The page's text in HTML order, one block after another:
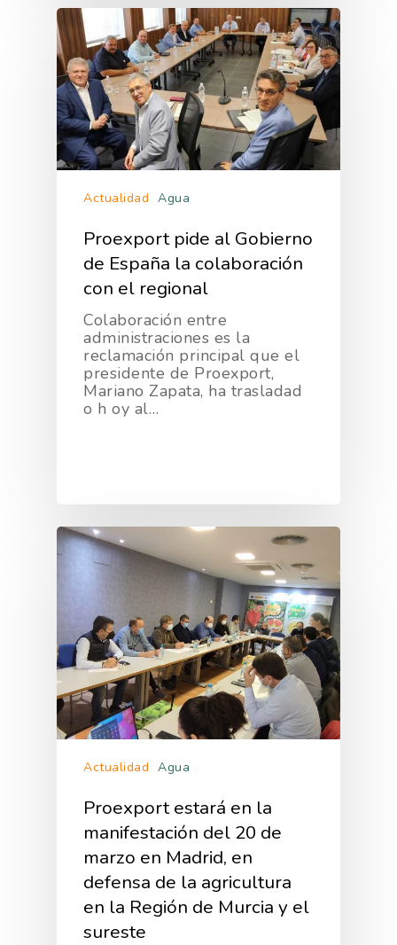
Actualidad Agua
Proexport pide al Gobierno
de España la colaboración
con el regional
Colaboración entre
administraciones es la
reclamación principal que el
presidente de Proexport,
Mariano Zapata, ha trasladad
o h oy al…
Actualidad Agua
Proexport estará en la
manifestación del 20 de
marzo en Madrid, en
defensa de la agricultura
en la Región de Murcia y el
sureste